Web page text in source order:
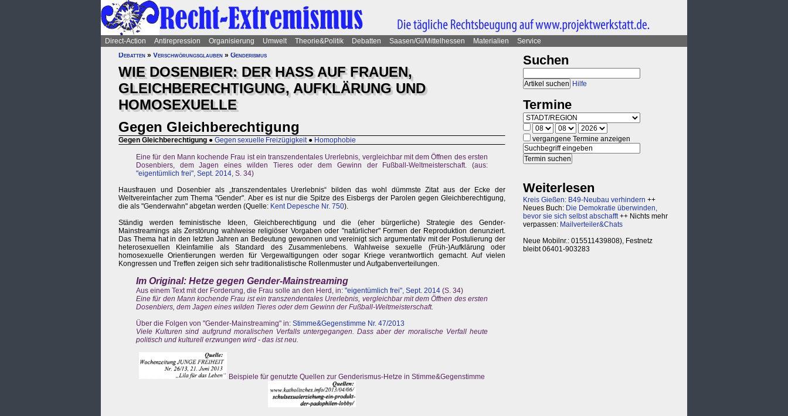
Direct-Action Antirepression Organisierung Umwelt Theorie&Politik Debatten Saasen/GI/Mittelhessen Materialien
Service
Debatten » Verschwörungsglauben » Genderismus
WIE DOSENBIER: DER HASS AUF FRAUEN,
GLEICHBERECHTIGUNG, AUFKLÄRUNG UND
HOMOSEXUELLE
Gegen Gleichberechtigung
Gegen Gleichberechtigung ● Gegen sexuelle Freizügigkeit ● Homophobie
Eine für den Mann kochende Frau ist ein transzendentales Urerlebnis, vergleichbar mit dem Öffnen des ersten
Dosenbiers, dem Jagen eines wilden Tieres oder dem Gewinn der Fußball-Weltmeisterschaft. (aus:
"eigentümlich frei", Sept. 2014, S. 34)
Hausfrauen und Dosenbier als „transzendentales Urerlebnis“ bilden das wohl dümmste Zitat aus der Ecke der
Weltvereinfacher zum Thema "Gender". Aber es ist nur die Spitze des Eisbergs der Parolen gegen Gleichberechtigung,
die als "Genderwahn" abgetan werden (Quelle: Kent Depesche Nr. 750).
Ständig werden feministische Ideen, Gleichberechtigung und die (eher bürgerliche) Strategie des Gender-
Mainstreamings als Zerstörung wahlweise religiöser Vorgaben oder "natürlicher" Formen der Reproduktion denunziert.
Das Thema hat in den letzten Jahren an Bedeutung gewonnen und vereinigt sich argumentativ mit der Postulierung der
heterosexuellen Kleinfamilie als Standard des Zusammenlebens. Wahlweise sexuelle (Früh-)Aufklärung oder
homosexuelle Orientierungen werden für Vergewaltigungen oder sogar Kriege verantwortlich gemacht. Auf vielen
Kongressen und Treffen zeigen sich sehr traditionalistische Rollenmuster und Aufgabenverteilungen.
Im Original: Hetze gegen Gender-Mainstreaming
Aus einem Text mit der Forderung, die Frau solle an den Herd, in: "eigentümlich frei", Sept. 2014 (S. 34)
Eine für den Mann kochende Frau ist ein transzendentales Urerlebnis, vergleichbar mit dem Öffnen des ersten
Dosenbiers, dem Jagen eines wilden Tieres oder dem Gewinn der Fußball-Weltmeisterschaft.
Über die Folgen von "Gender-Mainstreaming" in: Stimme&Gegenstimme Nr. 47/2013
Viele Kulturen sind aufgrund moralischen Verfalls untergegangen. Dass aber der moralische Verfall heute
politisch und kulturell erzwungen wird - das ist neu.
Beispiele für genutzte Quellen zur Genderismus-Hetze in Stimme&Gegenstimme
Suchen
Hilfe
Termine
vergangene Termine anzeigen
Weiterlesen
Kreis Gießen: B49-Neubau verhindern ++
Neues Buch: Die Demokratie überwinden,
bevor sie sich selbst abschafft++ Nichts mehr
verpassen: Mailverteiler&Chats
Neue Mobilnr.: 015511439808), Festnetz
bleibt 06401-903283